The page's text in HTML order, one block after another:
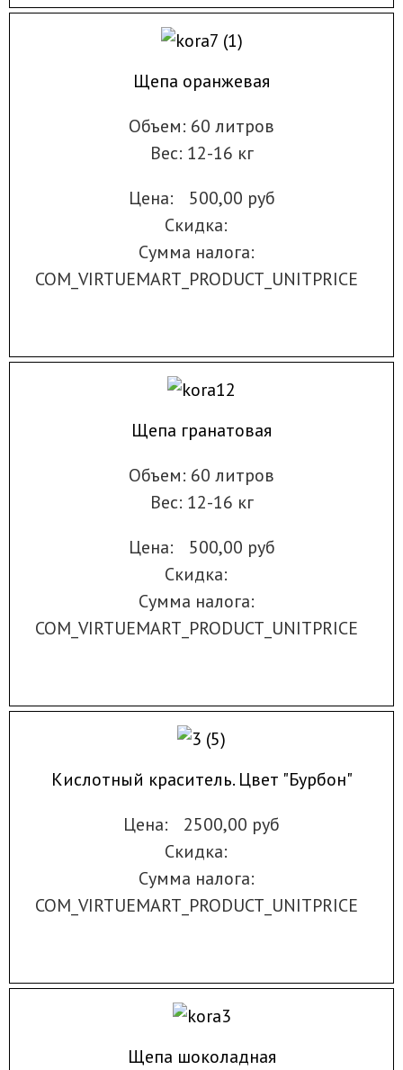
Щепа оранжевая
Объем: 60 литров
Вес: 12-16 кг
Цена:
500,00 руб
Скидка:
Сумма налога:
COM_VIRTUEMART_PRODUCT_UNITPRICE
Щепа гранатовая
Объем: 60 литров
Вес: 12-16 кг
Цена:
500,00 руб
Скидка:
Сумма налога:
COM_VIRTUEMART_PRODUCT_UNITPRICE
Кислотный краситель. Цвет "Бурбон"
Цена:
2500,00 руб
Скидка:
Сумма налога:
COM_VIRTUEMART_PRODUCT_UNITPRICE
Щепа шоколадная